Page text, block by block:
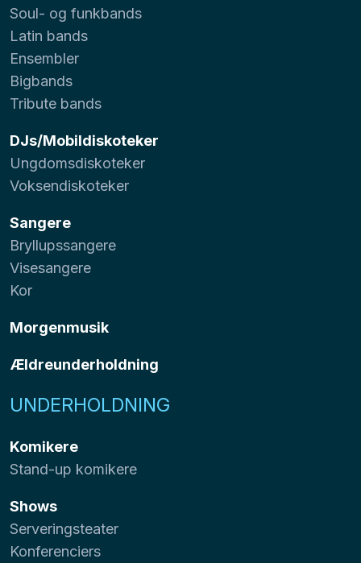
Soul- og funkbands
Latin bands
Ensembler
Bigbands
Tribute bands
DJs/Mobildiskoteker
Ungdomsdiskoteker
Voksendiskoteker
Sangere
Bryllupssangere
Visesangere
Kor
Morgenmusik
Ældreunderholdning
UNDERHOLDNING
Komikere
Stand-up komikere
Shows
Serveringsteater
Konferenciers